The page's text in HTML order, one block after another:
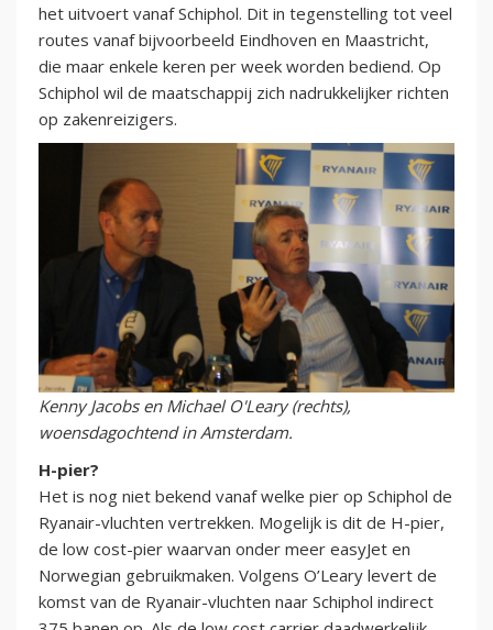
het uitvoert vanaf Schiphol. Dit in tegenstelling tot veel
routes vanaf bijvoorbeeld Eindhoven en Maastricht,
die maar enkele keren per week worden bediend. Op
Schiphol wil de maatschappij zich nadrukkelijker richten
op zakenreizigers.
Kenny Jacobs en Michael O'Leary (rechts),
woensdagochtend in Amsterdam.
H-pier?
Het is nog niet bekend vanaf welke pier op Schiphol de
Ryanair-vluchten vertrekken. Mogelijk is dit de H-pier,
de low cost-pier waarvan onder meer easyJet en
Norwegian gebruikmaken. Volgens O’Leary levert de
komst van de Ryanair-vluchten naar Schiphol indirect